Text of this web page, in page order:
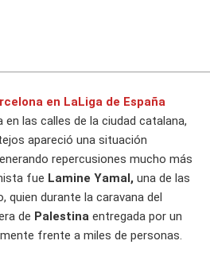
en LaLiga de España
las calles de la ciudad catalana,
apareció una situación
repercusiones mucho más
fue Lamine Yamal, una de las
quien durante la caravana del
de Palestina entregada por un
frente a miles de personas.